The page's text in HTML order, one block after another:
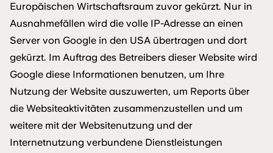
Europäischen Wirtschaftsraum zuvor gekürzt. Nur in
Ausnahmefällen wird die volle IP-Adresse an einen
Server von Google in den USA übertragen und dort
gekürzt. Im Auftrag des Betreibers dieser Website wird
Google diese Informationen benutzen, um Ihre
Nutzung der Website auszuwerten, um Reports über
die Websiteaktivitäten zusammenzustellen und um
weitere mit der Websitenutzung und der
Internetnutzung verbundene Dienstleistungen